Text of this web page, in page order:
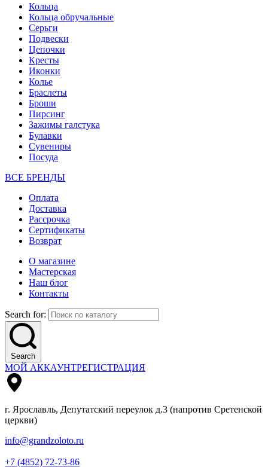
Кольца
Кольца обручальные
Серьги
Подвески
Цепочки
Кресты
Иконки
Колье
Браслеты
Броши
Пирсинг
Зажимы галстука
Булавки
Сувениры
Посуда
ВСЕ БРЕНДЫ
Оплата
Доставка
Рассрочка
Сертификаты
Возврат
О магазине
Мастерская
Наш блог
Контакты
Search for:
Search
МОЙ АККАУНТРЕГИСТРАЦИЯ
г. Ярославль, Депутатский переулок д.3 (напротив Сретенской
церкви)
info@grandzoloto.ru
+7 (4852) 72-73-86